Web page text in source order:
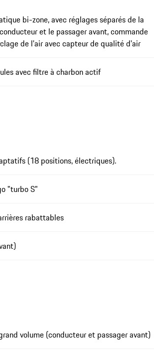
bi-zone, avec réglages séparés de la
et le passager avant, commande
de l'air avec capteur de qualité d'air
avec filtre à charbon actif
(18 positions, électriques).
"turbo S"
rabattables
volume (conducteur et passager avant)